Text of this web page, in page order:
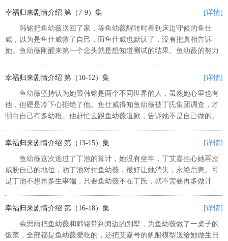
答应让女儿加入丁氏集团。母女...
幸福归来剧情介绍 第（7-9）集 [详情]
韩铭把鱼幼薇送回了家，等鱼幼薇醒转时看到床边守候的鱼仕
威，以为是鱼仕威救了自己，而鱼仕威也默认了，没有把真相告诉
她。鱼幼薇刚醒来第一个念头就是想知道测试的结果。鱼幼薇的努力
她参与帆船的研发，进入集团的核心...
幸福归来剧情介绍 第（10-12）集 [详情]
鱼幼薇坚持认为她跟韩铭是两个不同世界的人，虽然她心里也有
他，但硬是冷下心拒绝了他。鱼仕威得知鱼幼薇被丁氏集团调查，才
明白自己有多幼稚。他赶忙去跟鱼幼薇道歉，告诉她不是自己做的。
从韩铭那里得知，鱼有脚居然从...
幸福归来剧情介绍 第（13-15）集 [详情]
鱼幼薇这次逃过了丁池的算计，她没有坐牢，丁艾嘉担心她再次
威胁自己的地位，劝丁池对付鱼幼薇，最好让她消失，永绝后患。可
是丁池不想再多生事端，只要鱼幼薇不在丁氏，就不需要再多做计
己。方俊的自首，使机密泄露案真...
幸福归来剧情介绍 第（16-18）集 [详情]
余思雨把鱼幼薇和韩铭带到海边的别墅，为鱼幼薇做了一桌子的
饭菜，全部都是鱼幼薇爱吃的，还把艾嘉号的帆船模型送给她做生日